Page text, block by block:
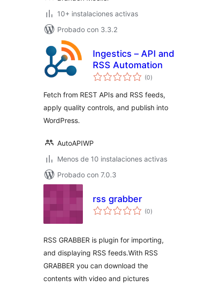
10+ instalaciones activas
Probado con 3.3.2
Ingestics – API and
RSS Automation
(0total
de
)
Fetch from REST APIs and RSS feeds,
apply quality controls, and publish into
WordPress.
AutoAPIWP
Menos de 10 instalaciones activas
Probado con 7.0.3
rss grabber
(0total
de
)
RSS GRABBER is plugin for importing,
and displaying RSS feeds.With RSS
GRABBER you can download the
contents with video and pictures